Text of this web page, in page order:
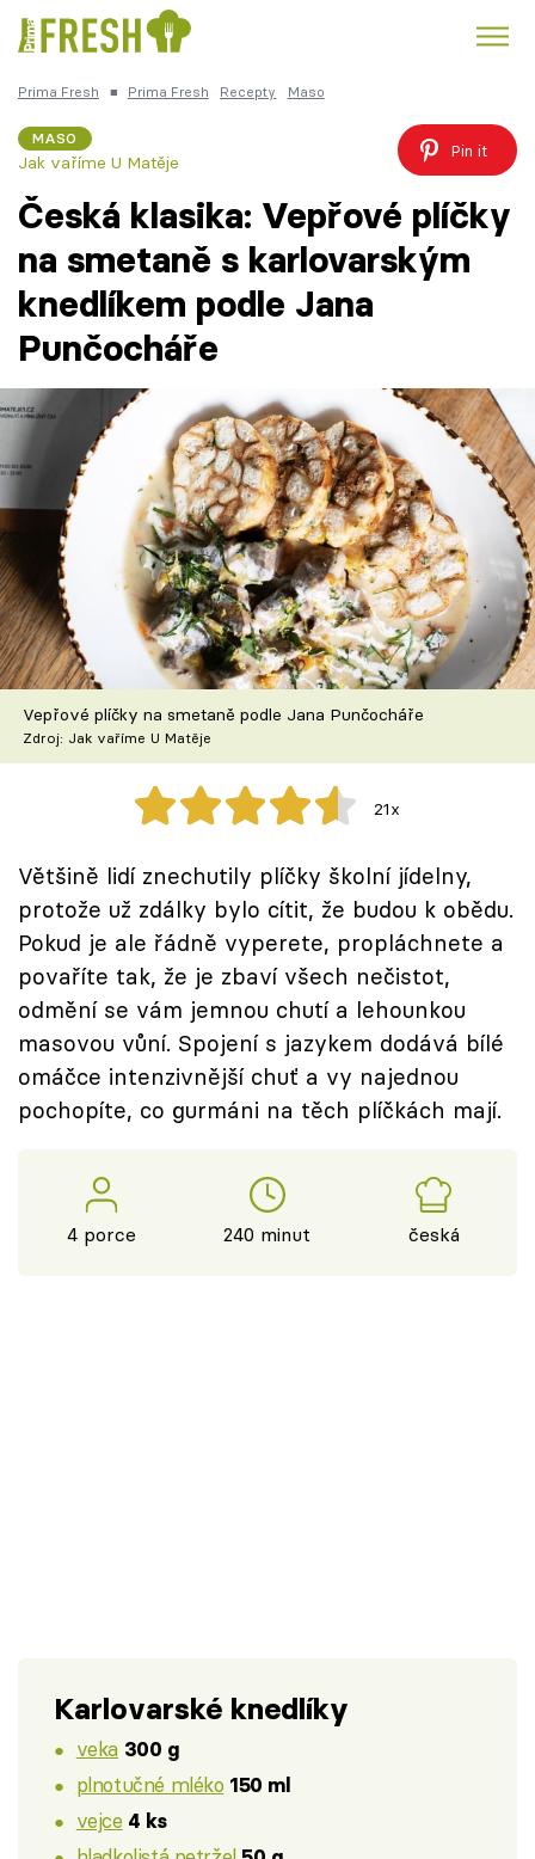
Česká kuchyně Čokoláda
Témata
Články
TV Program
Škola vaření
Recepty z TV
Speciál: Cuketa
Těhotnej kuchař
Sledujte prima+
Přihlášení
Sledujte nás
Prima Fresh ■ Prima Fresh Recepty Maso
MASO
Jak vaříme U Matěje
Pin it
Česká klasika: Vepřové plíčky
na smetaně s karlovarským
knedlíkem podle Jana
Punčocháře
Vepřové plíčky na smetaně podle Jana Punčocháře
Zdroj: Jak vaříme U Matěje
21x
Většině lidí znechutily plíčky školní jídelny,
protože už zdálky bylo cítit, že budou k obědu.
Pokud je ale řádně vyperete, propláchnete a
povaříte tak, že je zbaví všech nečistot,
odmění se vám jemnou chutí a lehounkou
masovou vůní. Spojení s jazykem dodává bílé
omáčce intenzivnější chuť a vy najednou
pochopíte, co gurmáni na těch plíčkách mají.
4 porce 240 minut česká
Karlovarské knedlíky
veka 300 g
plnotučné mléko 150 ml
vejce 4 ks